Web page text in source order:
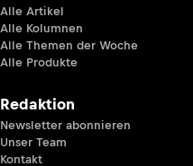
Alle Artikel
Alle Kolumnen
Alle Themen der Woche
Alle Produkte
Redaktion
Newsletter abonnieren
Unser Team
Kontakt